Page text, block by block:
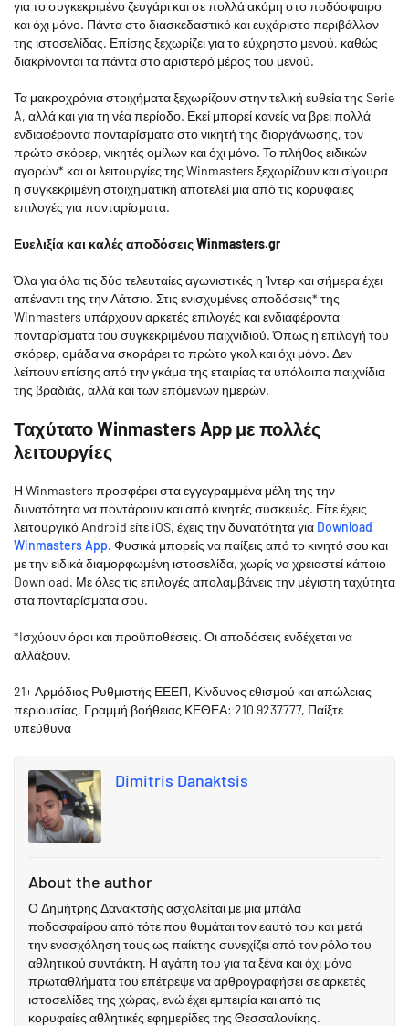
για το συγκεκριμένο ζευγάρι και σε πολλά ακόμη στο ποδόσφαιρο
και όχι μόνο. Πάντα στο διασκεδαστικό και ευχάριστο περιβάλλον
της ιστοσελίδας. Επίσης ξεχωρίζει για το εύχρηστο μενού, καθώς
διακρίνονται τα πάντα στο αριστερό μέρος του μενού.
Τα μακροχρόνια στοιχήματα ξεχωρίζουν στην τελική ευθεία της Serie
A, αλλά και για τη νέα περίοδο. Εκεί μπορεί κανείς να βρει πολλά
ενδιαφέροντα πονταρίσματα στο νικητή της διοργάνωσης, τον
πρώτο σκόρερ, νικητές ομίλων και όχι μόνο. Το πλήθος ειδικών
αγορών* και οι λειτουργίες της Winmasters ξεχωρίζουν και σίγουρα
η συγκεκριμένη στοιχηματική αποτελεί μια από τις κορυφαίες
επιλογές για πονταρίσματα.
Ευελιξία και καλές αποδόσεις Winmasters.gr
Όλα για όλα τις δύο τελευταίες αγωνιστικές η Ίντερ και σήμερα έχει
απέναντι της την Λάτσιο. Στις ενισχυμένες αποδόσεις* της
Winmasters υπάρχουν αρκετές επιλογές και ενδιαφέροντα
πονταρίσματα του συγκεκριμένου παιχνιδιού. Όπως η επιλογή του
σκόρερ, ομάδα να σκοράρει το πρώτο γκολ και όχι μόνο. Δεν
λείπουν επίσης από την γκάμα της εταιρίας τα υπόλοιπα παιχνίδια
της βραδιάς, αλλά και των επόμενων ημερών.
Ταχύτατο Winmasters App με πολλές
λειτουργίες
Η Winmasters προσφέρει στα εγγεγραμμένα μέλη της την
δυνατότητα να ποντάρουν και από κινητές συσκευές. Είτε έχεις
λειτουργικό Android είτε iOS, έχεις την δυνατότητα για Download
Winmasters App. Φυσικά μπορείς να παίξεις από το κινητό σου και
με την ειδικά διαμορφωμένη ιστοσελίδα, χωρίς να χρειαστεί κάποιο
Download. Με όλες τις επιλογές απολαμβάνεις την μέγιστη ταχύτητα
στα πονταρίσματα σου.
*Iσχύουν όροι και προϋποθέσεις. Οι αποδόσεις ενδέχεται να
αλλάξουν.
21+ Αρμόδιος Ρυθμιστής ΕΕΕΠ, Κίνδυνος εθισμού και απώλειας
περιουσίας, Γραμμή βοήθειας ΚΕΘΕΑ: 210 9237777, Παίξτε
υπεύθυνα
Dimitris Danaktsis
About the author
Ο Δημήτρης Δανακτσής ασχολείται με μια μπάλα
ποδοσφαίρου από τότε που θυμάται τον εαυτό του και μετά
την ενασχόληση τους ως παίκτης συνεχίζει από τον ρόλο του
αθλητικού συντάκτη. Η αγάπη του για τα ξένα και όχι μόνο
πρωταθλήματα του επέτρεψε να αρθρογραφήσει σε αρκετές
ιστοσελίδες της χώρας, ενώ έχει εμπειρία και από τις
κορυφαίες αθλητικές εφημερίδες της Θεσσαλονίκης.